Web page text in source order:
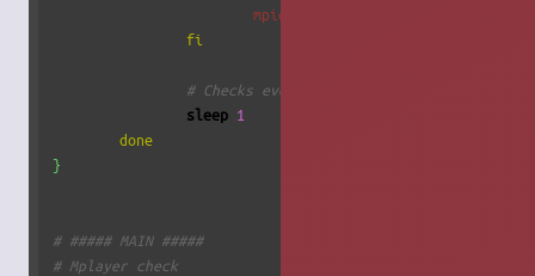
mpid
fi
# Checks every second
sleep 1
done
}
# ##### MAIN #####
# Mplayer check